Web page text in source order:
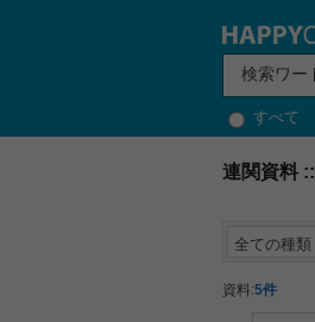
すべて
連関資料 ::
全ての種類
資料:5件